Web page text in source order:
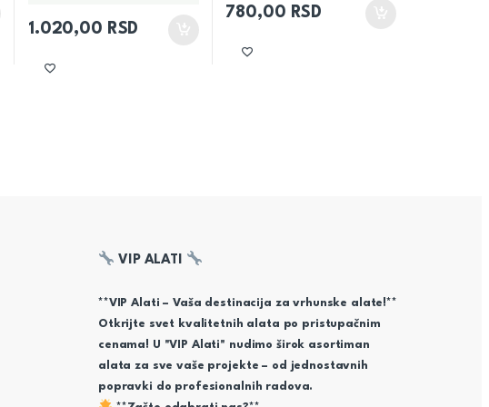
1.020,00 RSD
780,00 RSD
VIP ALATI
**VIP Alati – Vaša destinacija za vrhunske alate!**
Otkrijte svet kvalitetnih alata po pristupačnim
cenama! U "VIP Alati" nudimo širok asortiman
alata za sve vaše projekte – od jednostavnih
popravki do profesionalnih radova.